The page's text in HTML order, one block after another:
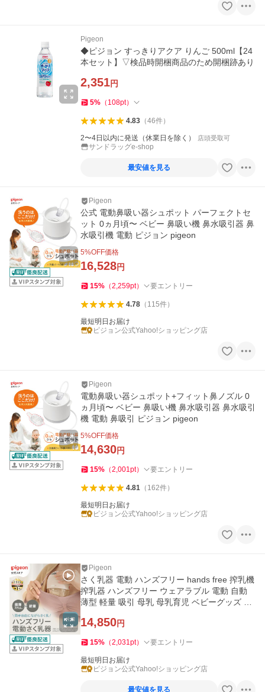
Pigeon
◆ピジョン すっきりアクア りんご 500ml【24
本セット】▽検品時開梱商品のため開梱跡あり
2,351円
5% （ 108pt）
4.83（46件）
2〜4日以内に発送（休業日を除く） 店頭受取可
サンドラッグe-shop
最安値を見る
Pigeon
公式 電動鼻吸い器シュポット パーフェクトセ
ット 0ヵ月頃〜 ベビー 鼻吸い機 鼻水吸引器 鼻
水吸引機 電動 ピジョン pigeon
5%OFF価格
16,528円
15% （2,259pt） 要エントリー
4.78（ 115件）
最短明日お届け
ピジョン公式Yahoo!ショッピング店
Pigeon
電動鼻吸い器シュポット+フィット鼻ノズル 0
ヵ月頃〜 ベビー 鼻吸い機 鼻水吸引器 鼻水吸引
機 電動 鼻吸引 ピジョン pigeon
5%OFF価格
14,630円
15% （2,001pt） 要エントリー
4.81（ 162件）
最短明日お届け
ピジョン公式Yahoo!ショッピング店
Pigeon
さく乳器 電動 ハンズフリー hands free 搾乳機
搾乳器 ハンズフリー ウェアラブル 電動 自動
薄型 軽量 吸引 母乳 母乳育児 ベビーグッズ ピ
14,850円
15% （2,031pt） 要エントリー
最短明日お届け
ピジョン公式Yahoo!ショッピング店
最安値を見る